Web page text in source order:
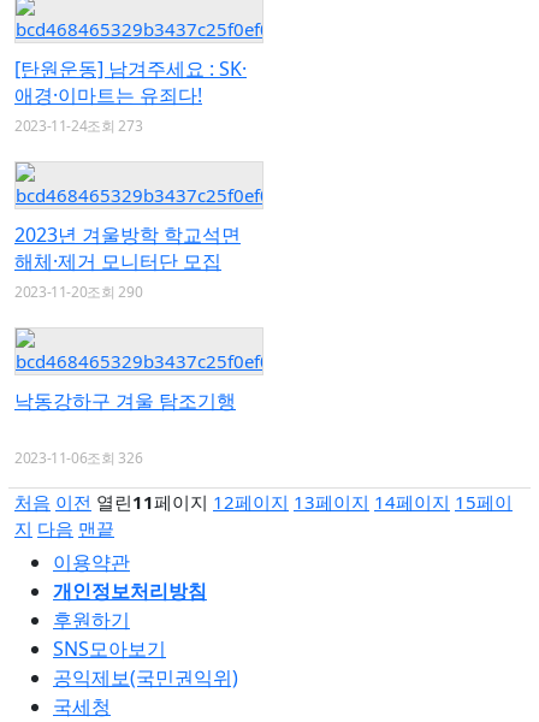
[탄원운동] 남겨주세요 : SK·
애경·이마트는 유죄다!
2023-11-24조회 273
2023년 겨울방학 학교석면
해체·제거 모니터단 모집
2023-11-20조회 290
낙동강하구 겨울 탐조기행
2023-11-06조회 326
처음 이전 열린11페이지 12페이지 13페이지 14페이지 15페이
지 다음 맨끝
이용약관
개인정보처리방침
후원하기
SNS모아보기
공익제보(국민권익위)
국세청